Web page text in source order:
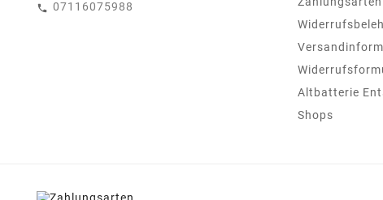
07116075988
Altbatterie
Shops